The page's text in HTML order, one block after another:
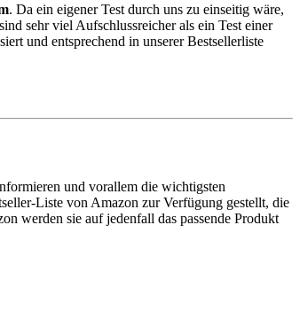
. Da ein eigener Test durch uns zu einseitig wäre,
sind sehr viel Aufschlussreicher als ein Test einer
und entsprechend in unserer Bestsellerliste
und vorallem die wichtigsten
Liste von Amazon zur Verfügung gestellt, die
werden sie auf jedenfall das passende Produkt